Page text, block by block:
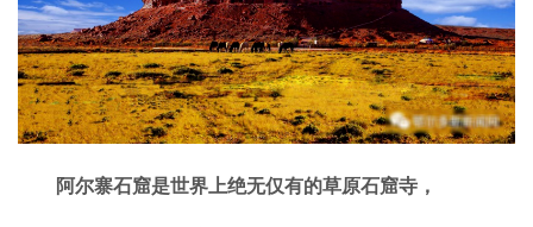
阿尔寨石窟是世界上绝无仅有的草原石窟寺，